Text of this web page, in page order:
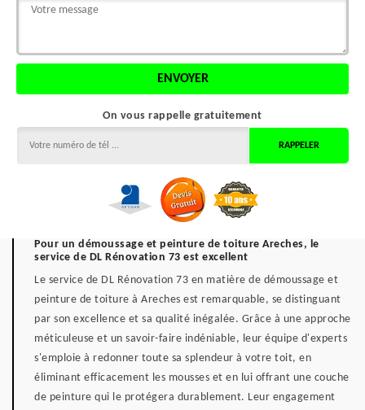
On vous rappelle gratuitement
Pour un démoussage et peinture de toiture Areches, le
service de DL Rénovation 73 est excellent
Le service de DL Rénovation 73 en matière de démoussage et
peinture de toiture à Areches est remarquable, se distinguant
par son excellence et sa qualité inégalée. Grâce à une approche
méticuleuse et un savoir-faire indéniable, leur équipe d'experts
s'emploie à redonner toute sa splendeur à votre toit, en
éliminant efficacement les mousses et en lui offrant une couche
de peinture qui le protégera durablement. Leur engagement